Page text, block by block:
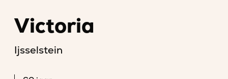
Victoria
Ijsselstein